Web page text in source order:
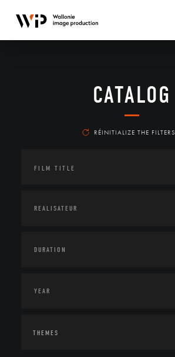
CATALOG
RÉINITIALIZE THE FILTERS
THEMES